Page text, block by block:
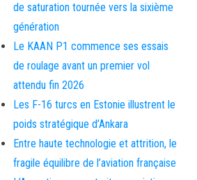
de saturation tournée vers la sixième
génération
Le KAAN P1 commence ses essais
de roulage avant un premier vol
attendu fin 2026
Les F-16 turcs en Estonie illustrent le
poids stratégique d’Ankara
Entre haute technologie et attrition, le
fragile équilibre de l’aviation française